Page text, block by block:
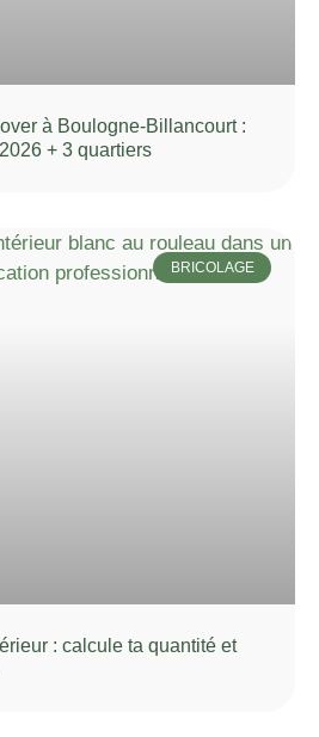
à Boulogne-Billancourt :
+ 3 quartiers
BRICOLAGE
: calcule ta quantité et